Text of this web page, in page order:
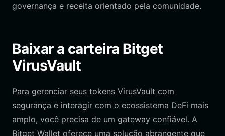
governança e receita orientado pela comunidade.
Baixar a carteira Bitget
VirusVault
Para gerenciar seus tokens VirusVault com
segurança e interagir com o ecossistema DeFi mais
amplo, você precisa de um gateway confiável. A
Bitget Wallet oferece uma solução abrangente que